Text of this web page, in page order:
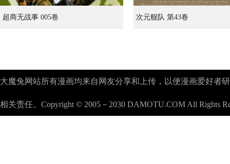
超商无战事 005卷 次元舰队 第43卷
大魔兔网站所有漫画均来自网友分享和上传，以便漫画爱好者
相关责任。Copyright © 2005－2030 DAMOTU.COM All Rights